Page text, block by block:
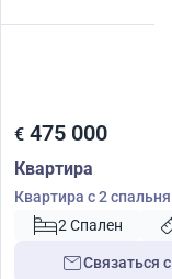
€ 475 000
Квартира
Квартира с 2
Кипр № 56359
2 Спален
Связаться